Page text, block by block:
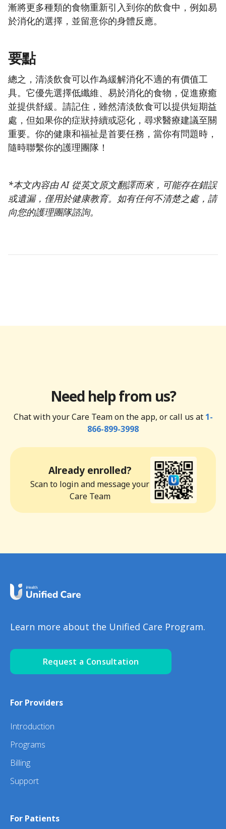
漸將更多種類的食物重新引入到你的飲食中，例如易
於消化的選擇，並留意你的身體反應。
要點
總之，清淡飲食可以作為緩解消化不適的有價值工
具。它優先選擇低纖維、易於消化的食物，促進療癒
並提供舒緩。請記住，雖然清淡飲食可以提供短期益
處，但如果你的症狀持續或惡化，尋求醫療建議至關
重要。你的健康和福祉是首要任務，當你有問題時，
隨時聯繫你的護理團隊！
*本文內容由 AI 從英文原文翻譯而來，可能存在錯誤
或遺漏，僅用於健康教育。如有任何不清楚之處，請
向您的護理團隊諮詢。
Need help from us?
Chat with your Care Team on the app, or call us at 1-
866-899-3998
Already enrolled?
Scan to login and message your
Care Team
Learn more about the Unified Care Program.
Request a Consultation
For Providers
Introduction
Programs
Billing
Support
For Patients